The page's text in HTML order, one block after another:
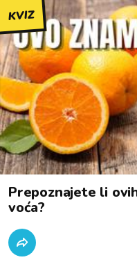
KVIZ
Prepoznajete li
voća?